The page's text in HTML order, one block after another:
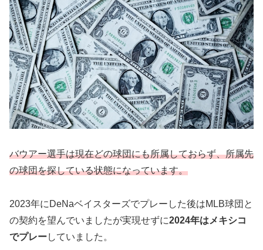
バウアー選手は現在どの球団にも所属しておらず、所属先
の球団を探している状態になっています。
2023年にDeNaベイスターズでプレーした後はMLB球団と
の契約を望んでいましたが実現せずに2024年はメキシコ
でプレーしていました。